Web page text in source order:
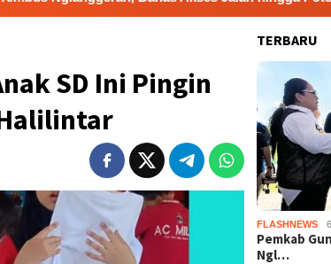
SD Ini Pingin
TERBARU
FLASHNEWS
Pemkab
Ngl…